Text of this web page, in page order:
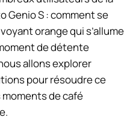
Genio S : comment se
orange qui s’allume
de détente
allons explorer
pour résoudre ce
de café